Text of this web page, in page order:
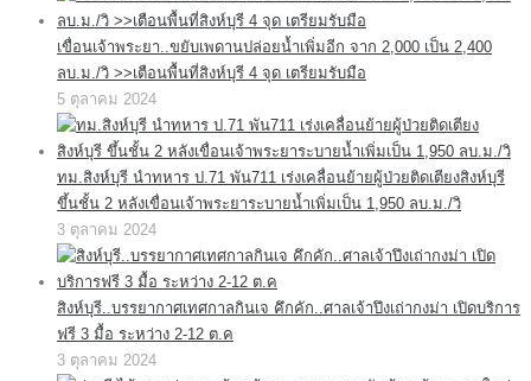
เขื่อนเจ้าพระยา..ขยับเพดานปล่อยน้ำเพิ่มอีก จาก 2,000 เป็น 2,400
ลบ.ม./วิ >>เตือนพื้นที่สิงห์บุรี 4 จุด เตรียมรับมือ
5 ตุลาคม 2024
ทม.สิงห์บุรี นำทหาร ป.71 พัน711 เร่งเคลื่อนย้ายผู้ป่วยติดเตียงสิงห์บุรี
ขึ้นชั้น 2 หลังเขื่อนเจ้าพระยาระบายน้ำเพิ่มเป็น 1,950 ลบ.ม./วิ
3 ตุลาคม 2024
สิงห์บุรี..บรรยากาศเทศกาลกินเจ คึกคัก..ศาลเจ้าปึงเถ่ากงม่า เปิดบริการ
ฟรี 3 มื้อ ระหว่าง 2-12 ต.ค
3 ตุลาคม 2024